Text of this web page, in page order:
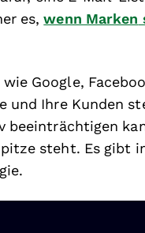
es,wenn Marken
Google,
und Ihre Kunden
beeinträchtigen
steht. Es gibt